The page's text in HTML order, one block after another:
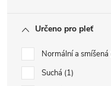
Určeno pro pleť
Normální a smíšená
Suchá 1